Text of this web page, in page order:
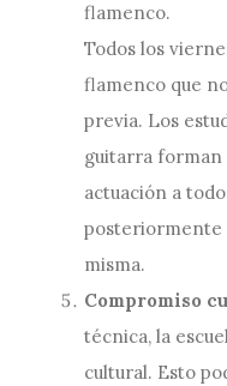
flamenco.
Todos los
flamenco que
previa. Los
guitarra forman
actuación a
posteriormente
misma.
Compromiso
técnica, la
cultural. Esto